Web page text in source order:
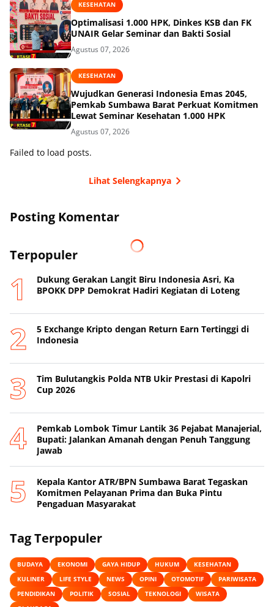
KESEHATAN
Optimalisasi 1.000 HPK, Dinkes KSB dan FK
UNAIR Gelar Seminar dan Bakti Sosial
Agustus 07, 2026
KESEHATAN
Wujudkan Generasi Indonesia Emas 2045,
Pemkab Sumbawa Barat Perkuat Komitmen
Lewat Seminar Kesehatan 1.000 HPK
Agustus 07, 2026
Failed to load posts.
Lihat Selengkapnya
Posting Komentar
Terpopuler
Dukung Gerakan Langit Biru Indonesia Asri, Ka
BPOKK DPP Demokrat Hadiri Kegiatan di Loteng
5 Exchange Kripto dengan Return Earn Tertinggi di
Indonesia
Tim Bulutangkis Polda NTB Ukir Prestasi di Kapolri
Cup 2026
Pemkab Lombok Timur Lantik 36 Pejabat Manajerial,
Bupati: Jalankan Amanah dengan Penuh Tanggung
Jawab
Kepala Kantor ATR/BPN Sumbawa Barat Tegaskan
Komitmen Pelayanan Prima dan Buka Pintu
Pengaduan Masyarakat
Tag Terpopuler
BUDAYA EKONOMI GAYA HIDUP HUKUM
KESEHATAN
KULINER
LIFE STYLE NEWS OPINI OTOMOTIF
PARIWISATA
PENDIDIKAN
POLITIK SOSIAL TEKNOLOGI
WISATA